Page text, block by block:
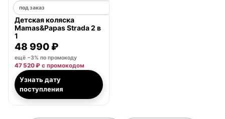
под заказ
Детская коляска
Mamas&Papas Strada 2 в
1
48 990 ₽
ещё −3% по промокоду
47 520 ₽ с промокодом
Узнать дату
поступления